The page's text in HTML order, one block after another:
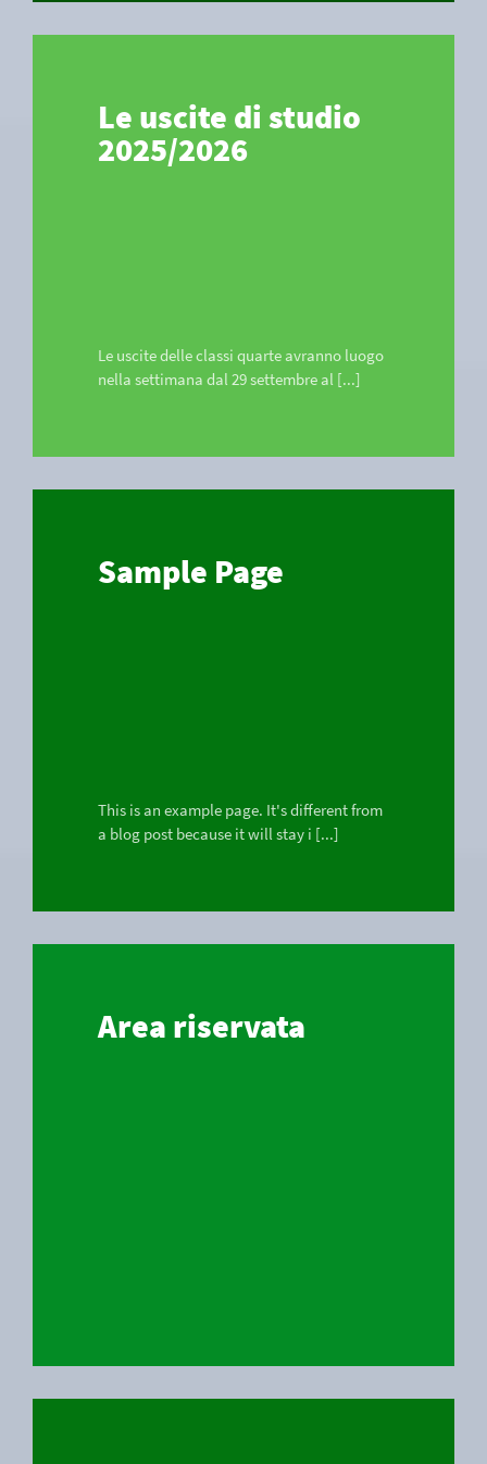
Le uscite di studio
2025/2026
Le uscite delle classi quarte avranno luogo
nella settimana dal 29 settembre al [...]
Sample Page
This is an example page. It's different from
a blog post because it will stay i [...]
Area riservata